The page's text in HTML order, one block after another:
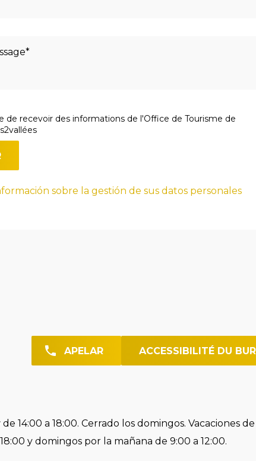
de recevoir des informations de l'Office de Tourisme de
sobre la gestión de sus datos personales
APELAR ACCESSIBILITÉ DU
14:00 a 18:00. Cerrado los domingos. Vacaciones
y domingos por la mañana de 9:00 a 12:00.